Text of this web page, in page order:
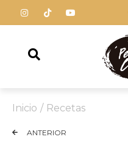
Inicio / Recetas
ANTERIOR